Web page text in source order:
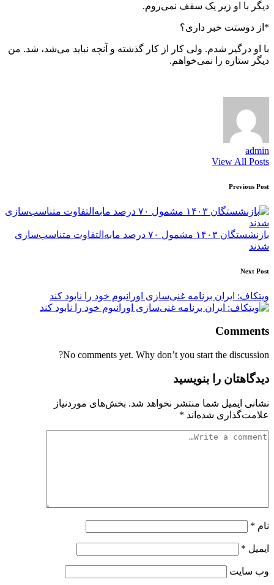
دیگر با او زیر یک سقف نمی‌روم.
*از دوستت خبر داری؟
با او درگیر شدم. ولی کار از کار گذشته و آنچه نباید می‌شد، شد. من
دیگر ستاره را نمی‌خواهم.
admin
View All Posts
Post
navigation
Previous Post
​بازنشستگان ۱۴۰۳ مشمول ۷۰ درصد مابه‌التفاوت متناسب‌سازی
شدند
Next Post
ویتکاف: ایران برنامه غنی‌سازی اورانیوم خود را نابود کند
Comments
No comments yet. Why don’t you start the discussion?
دیدگاهتان را بنویسید
نشانی ایمیل شما منتشر نخواهد شد. بخش‌های موردنیاز
علامت‌گذاری شده‌اند *
نام *
ایمیل *
وب‌ سایت